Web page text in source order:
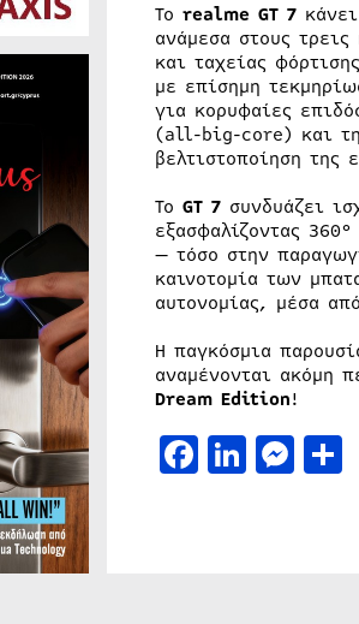
Το realme GT 7
ανάμεσα στους
και ταχείας
με επίσημη
για κορυφαίες
(all-big-core) και
βελτιστοποίηση της
Το GT 7συνδυάζει
εξασφαλίζοντας
— τόσο στην
καινοτομία των
αυτονομίας, μέσα
Η παγκόσμια
αναμένονται ακόμη
Dream Edition!
Facebook